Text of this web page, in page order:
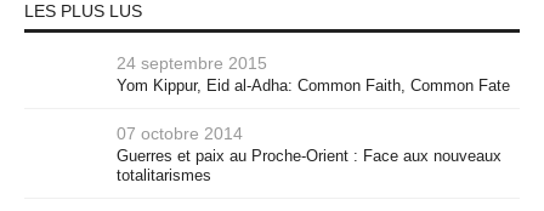
LES PLUS LUS
24 septembre 2015
Yom Kippur, Eid al-Adha: Common Faith, Common Fate
07 octobre 2014
Guerres et paix au Proche-Orient : Face aux nouveaux
totalitarismes